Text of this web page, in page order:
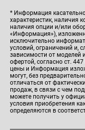
* Информация
характеристик, наличия
наличия опции и/или
«Информация»),
исключительно
условий, ограничений и,
зависимости от моделей
офертой, согласно ст.
цены и Информация
могут, без
отличаться от
продаж, в связи с чем
можете получить у
условия приобретения
определяются в